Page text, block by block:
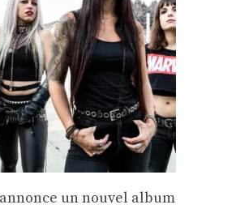
un nouvel album